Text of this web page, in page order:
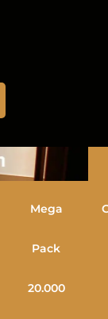
Mega
Pack
20.000